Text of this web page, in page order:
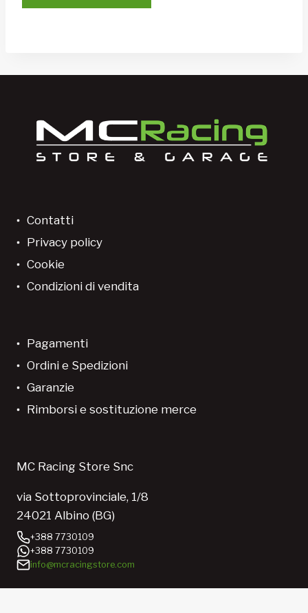
Contatti
Privacy policy
Cookie
Condizioni di vendita
Pagamenti
Ordini e Spedizioni
Garanzie
Rimborsi e sostituzione merce
MC Racing Store Snc
via Sottoprovinciale, 1/8
24021 Albino (BG)
+388 7730109
+388 7730109
info@mcracingstore.com